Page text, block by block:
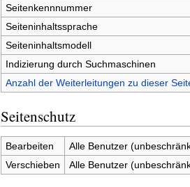
Seitenkennnummer
Seiteninhaltssprache
Seiteninhaltsmodell
Indizierung durch Suchmaschinen
Anzahl der Weiterleitungen zu dieser
Seitenschutz
Bearbeiten
Alle Benutzer
Verschieben
Alle Benutzer